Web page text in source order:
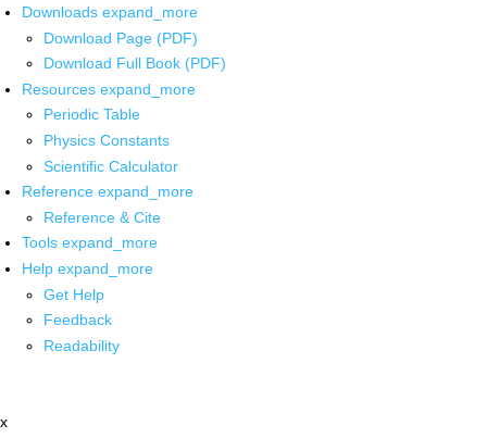
Downloads expand_more
Download Page (PDF)
Download Full Book (PDF)
Resources expand_more
Periodic Table
Physics Constants
Scientific Calculator
Reference expand_more
Reference & Cite
Tools expand_more
Help expand_more
Get Help
Feedback
Readability
x